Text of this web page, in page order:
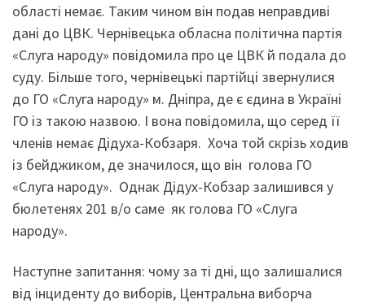
області немає. Таким чином він подав неправдиві
дані до ЦВК. Чернівецька обласна політична партія
«Слуга народу» повідомила про це ЦВК й подала до
суду. Більше того, чернівецькі партійці звернулися
до ГО «Слуга народу» м. Дніпра, де є єдина в Україні
ГО із такою назвою. І вона повідомила, що серед її
членів немає Дідуха-Кобзаря. Хоча той скрізь ходив
із бейджиком, де значилося, що він голова ГО
«Слуга народу». Однак Дідух-Кобзар залишився у
бюлетенях 201 в/о саме як голова ГО «Слуга
народу».
Наступне запитання: чому за ті дні, що залишалися
від інциденту до виборів, Центральна виборча